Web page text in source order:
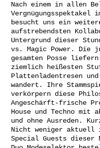
Nach einem in allen
Vergnügungsspektakel
besucht uns ein
aufstrebendsten
Untergrund dieser
vs. Magic Power. Die
gesamten Posse
ziemlich heißesten
Plattenladentresen
wandert. Ihre
verkörpern diese
Angeschärft-frische
House und Techno mit
und ohne Ausreden.
Nicht weniger aktuell
Special Guests dieser